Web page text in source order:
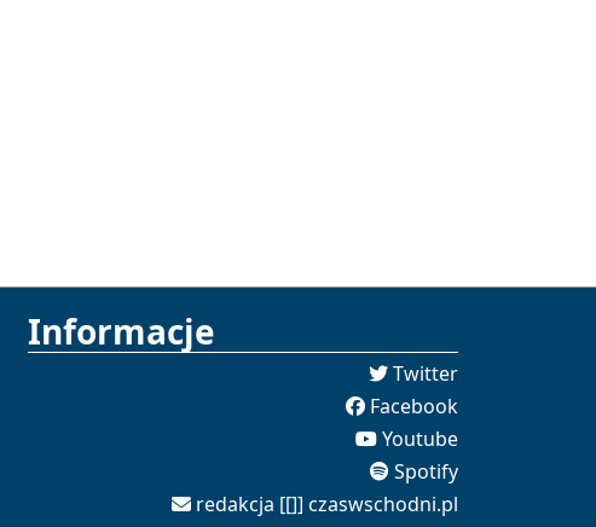
Informacje
Twitter
Facebook
Youtube
Spotify
redakcja [[]] czaswschodni.pl